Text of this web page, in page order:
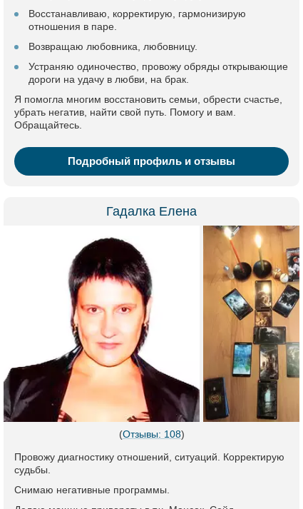
Восстанавливаю, корректирую, гармонизирую
отношения в паре.
Возвращаю любовника, любовницу.
Устраняю одиночество, провожу обряды открывающие
дороги на удачу в любви, на брак.
Я помогла многим восстановить семьи, обрести счастье,
убрать негатив, найти свой путь. Помогу и вам.
Обращайтесь.
Подробный профиль и отзывы
Гадалка Елена
(Отзывы: 108)
Провожу диагностику отношений, ситуаций. Корректирую
судьбы.
Снимаю негативные программы.